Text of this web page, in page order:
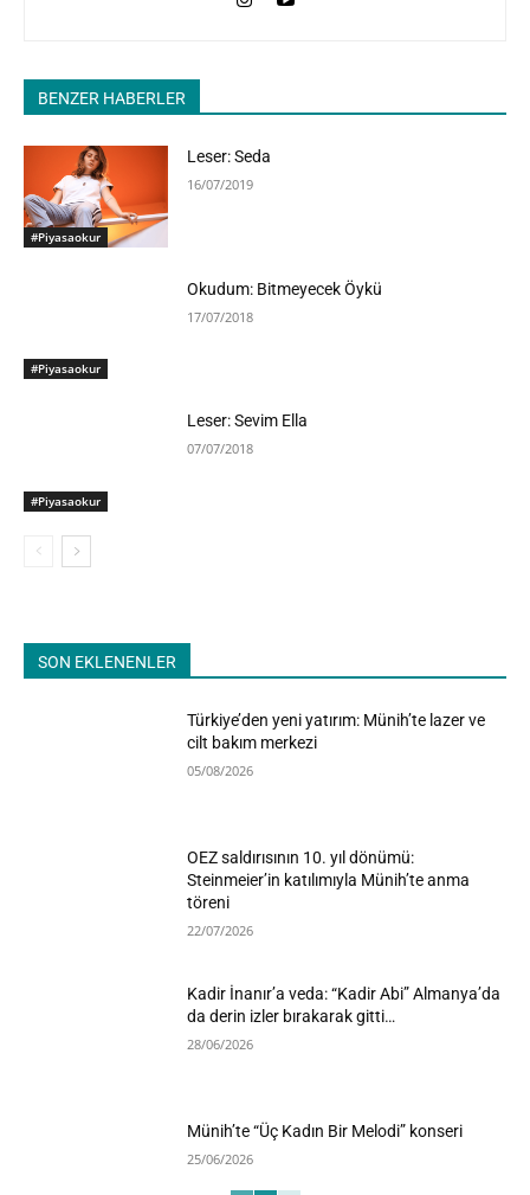
BENZER HABERLER
#Piyasaokur
Leser: Seda
16/07/2019
#Piyasaokur
Okudum: Bitmeyecek Öykü
17/07/2018
#Piyasaokur
Leser: Sevim Ella
07/07/2018
SON EKLENENLER
Türkiye’den yeni yatırım: Münih’te lazer ve
cilt bakım merkezi
05/08/2026
OEZ saldırısının 10. yıl dönümü:
Steinmeier’in katılımıyla Münih’te anma
töreni
22/07/2026
Kadir İnanır’a veda: “Kadir Abi” Almanya’da
da derin izler bırakarak gitti…
28/06/2026
Münih’te “Üç Kadın Bir Melodi” konseri
25/06/2026